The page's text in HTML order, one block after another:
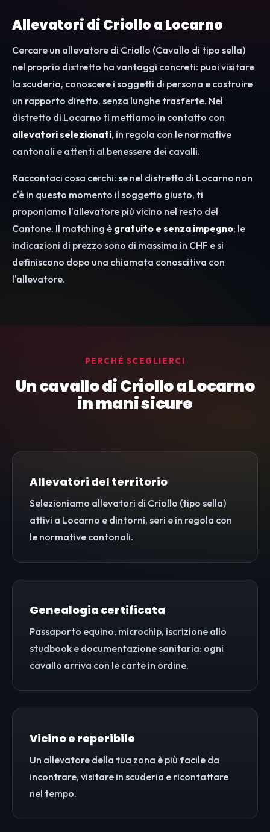
Allevatori di Criollo a Locarno
Cercare un allevatore di Criollo (Cavallo di tipo sella)
nel proprio distretto ha vantaggi concreti: puoi visitare
la scuderia, conoscere i soggetti di persona e costruire
un rapporto diretto, senza lunghe trasferte. Nel
distretto di Locarno ti mettiamo in contatto con
allevatori selezionati, in regola con le normative
cantonali e attenti al benessere dei cavalli.
Raccontaci cosa cerchi: se nel distretto di Locarno non
c'è in questo momento il soggetto giusto, ti
proponiamo l'allevatore più vicino nel resto del
Cantone. Il matching è gratuito e senza impegno; le
indicazioni di prezzo sono di massima in CHF e si
definiscono dopo una chiamata conoscitiva con
l'allevatore.
PERCHÉ SCEGLIERCI
Un cavallo di Criollo a Locarno
in mani sicure
Allevatori del territorio
Selezioniamo allevatori di Criollo (tipo sella)
attivi a Locarno e dintorni, seri e in regola con
le normative cantonali.
Genealogia certificata
Passaporto equino, microchip, iscrizione allo
studbook e documentazione sanitaria: ogni
cavallo arriva con le carte in ordine.
Vicino e reperibile
Un allevatore della tua zona è più facile da
incontrare, visitare in scuderia e ricontattare
nel tempo.